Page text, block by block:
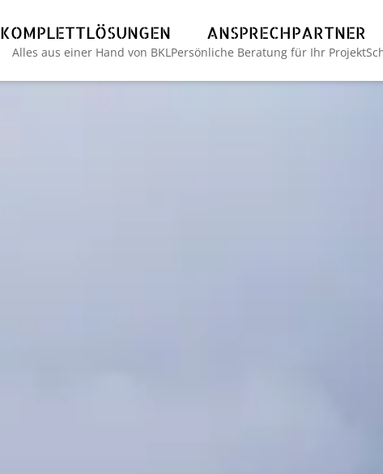
KOMPLETTLÖSUNGEN
Alles aus einer Hand von BKL
ANSPRECHPARTNER
Persönliche Beratung für Ihr Projekt